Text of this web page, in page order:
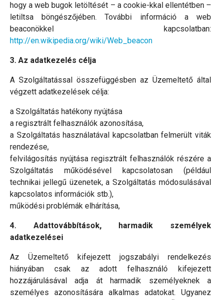
hogy a web bugok letöltését – a cookie-kkal ellentétben –
letiltsa böngészőjében. További információ a web
beaconökkel kapcsolatban:
http://en.wikipedia.org/wiki/Web_beacon
3. Az adatkezelés célja
A Szolgáltatással összefüggésben az Üzemeltető által
végzett adatkezelések célja:
a Szolgáltatás hatékony nyújtása
a regisztrált felhasználók azonosítása,
a Szolgáltatás használatával kapcsolatban felmerült viták
rendezése,
felvilágosítás nyújtása regisztrált felhasználók részére a
Szolgáltatás működésével kapcsolatosan (például
technikai jellegű üzenetek, a Szolgáltatás módosulásával
kapcsolatos információk stb.),
működési problémák elhárítása,
4. Adattovábbítások, harmadik személyek
adatkezelései
Az Üzemeltető kifejezett jogszabályi rendelkezés
hiányában csak az adott felhasználó kifejezett
hozzájárulásával adja át harmadik személyeknek a
személyes azonosítására alkalmas adatokat. Ugyanez